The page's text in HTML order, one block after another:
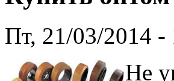
Пт, 21/03/2014
Не